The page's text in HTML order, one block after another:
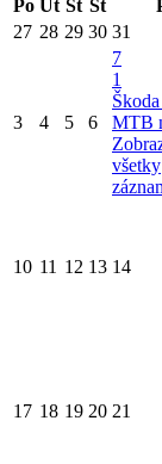
Po Ut St Št
27 28 29 30 31
3 4 5 6
7
1
MTB
všetky
10 11 12 13 14
17 18 19 20 21